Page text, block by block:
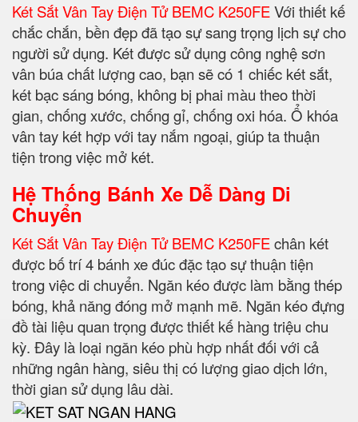
Két Sắt Vân Tay Điện Tử BEMC K250FEVới thiết kế
chắc chắn, bền đẹp đã tạo sự sang trọng lịch sự cho
người sử dụng. Két được sử dụng công nghệ sơn
vân búa chất lượng cao, bạn sẽ có 1 chiếc két sắt,
két bạc sáng bóng, không bị phai màu theo thời
gian, chống xước, chống gỉ, chống oxi hóa. Ổ khóa
vân tay két hợp với tay nắm ngoại, giúp ta thuận
tiện trong việc mở két.
Hệ Thống Bánh Xe Dễ Dàng Di
Chuyển
Két Sắt Vân Tay Điện Tử BEMC K250FEchân két
được bố trí 4 bánh xe đúc đặc tạo sự thuận tiện
trong việc di chuyển. Ngăn kéo được làm bằng thép
bóng, khả năng đóng mở mạnh mẽ. Ngăn kéo đựng
đồ tài liệu quan trọng được thiết kế hàng triệu chu
kỳ. Đây là loại ngăn kéo phù hợp nhất đối với cả
những ngân hàng, siêu thị có lượng giao dịch lớn,
thời gian sử dụng lâu dài.